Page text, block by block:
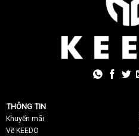
THÔNG TIN
Khuyến mãi
Về KEEDO